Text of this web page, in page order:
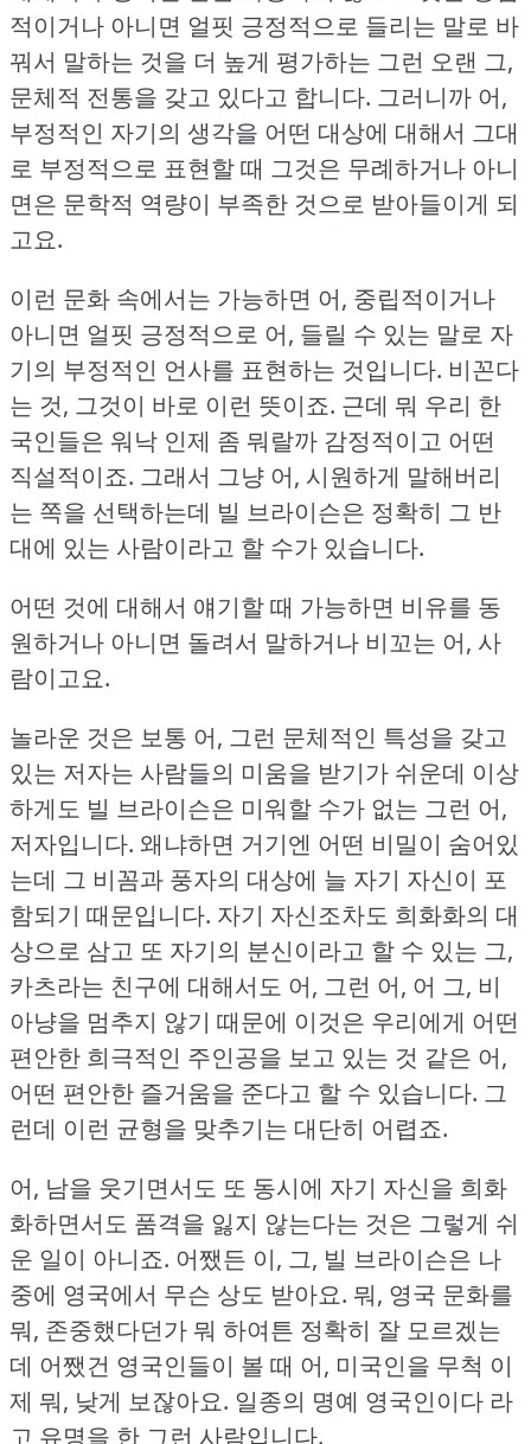
적이거나 아니면 얼핏 긍정적으로 들리는 말로 바
꿔서 말하는 것을 더 높게 평가하는 그런 오랜 그,
문체적 전통을 갖고 있다고 합니다. 그러니까 어,
부정적인 자기의 생각을 어떤 대상에 대해서 그대
로 부정적으로 표현할 때 그것은 무례하거나 아니
면은 문학적 역량이 부족한 것으로 받아들이게 되
고요.
이런 문화 속에서는 가능하면 어, 중립적이거나
아니면 얼핏 긍정적으로 어, 들릴 수 있는 말로 자
기의 부정적인 언사를 표현하는 것입니다. 비꼰다
는 것, 그것이 바로 이런 뜻이죠. 근데 뭐 우리 한
국인들은 워낙 인제 좀 뭐랄까 감정적이고 어떤
직설적이죠. 그래서 그냥 어, 시원하게 말해버리
는 쪽을 선택하는데 빌 브라이슨은 정확히 그 반
대에 있는 사람이라고 할 수가 있습니다.
어떤 것에 대해서 얘기할 때 가능하면 비유를 동
원하거나 아니면 돌려서 말하거나 비꼬는 어, 사
람이고요.
놀라운 것은 보통 어, 그런 문체적인 특성을 갖고
있는 저자는 사람들의 미움을 받기가 쉬운데 이상
하게도 빌 브라이슨은 미워할 수가 없는 그런 어,
저자입니다. 왜냐하면 거기엔 어떤 비밀이 숨어있
는데 그 비꼼과 풍자의 대상에 늘 자기 자신이 포
함되기 때문입니다. 자기 자신조차도 희화화의 대
상으로 삼고 또 자기의 분신이라고 할 수 있는 그,
카츠라는 친구에 대해서도 어, 그런 어, 어 그, 비
아냥을 멈추지 않기 때문에 이것은 우리에게 어떤
편안한 희극적인 주인공을 보고 있는 것 같은 어,
어떤 편안한 즐거움을 준다고 할 수 있습니다. 그
런데 이런 균형을 맞추기는 대단히 어렵죠.
어, 남을 웃기면서도 또 동시에 자기 자신을 희화
화하면서도 품격을 잃지 않는다는 것은 그렇게 쉬
운 일이 아니죠. 어쨌든 이, 그, 빌 브라이슨은 나
중에 영국에서 무슨 상도 받아요. 뭐, 영국 문화를
뭐, 존중했다던가 뭐 하여튼 정확히 잘 모르겠는
데 어쨌건 영국인들이 볼 때 어, 미국인을 무척 이
제 뭐, 낮게 보잖아요. 일종의 명예 영국인이다 라
고 유명을 한 그런 사람입니다.